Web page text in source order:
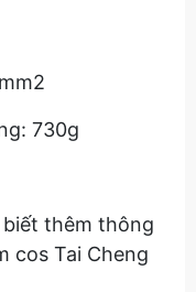
730g
biết thêm thông
cos Tai Cheng